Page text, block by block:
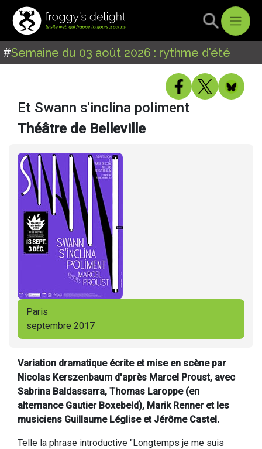
#Semaine du 03 août 2026 : rythme d'été
Et Swann s'inclina poliment
Théâtre de Belleville
Paris
septembre 2017
Variation dramatique écrite et mise en scène par
Nicolas Kerszenbaum d'après Marcel Proust, avec
Sabrina Baldassarra, Thomas Laroppe (en
alternance Gautier Boxebeld), Marik Renner et les
musiciens Guillaume Léglise et Jérôme Castel.
Telle la phrase introductive "Longtemps je me suis